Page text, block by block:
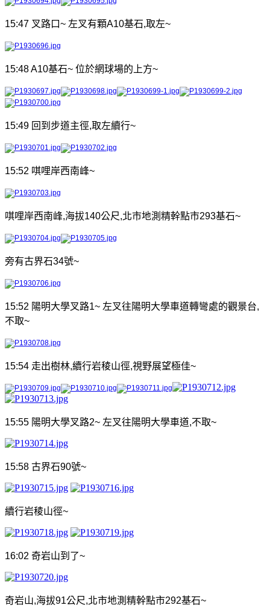
15:47 叉路口~ 左叉有顆A10基石,取左~
15:48 A10基石~ 位於網球場的上方~
15:49 回到 步道主徑,取左續行~
15:52 唭哩岸西南峰~
唭哩岸西南峰,海拔140公尺,北市地測精幹點市293基石~
旁有古界石34號~
15:52 陽明大學叉路1~ 左叉往陽明大學車道轉彎處的觀景台,
不取~
15:54 走出樹林,續行岩稜山徑,視野展望極佳~
15:55 陽明大學叉路2~ 左叉往陽明大學車道,不取~
15:58 古界石90號~
續行岩稜山徑~
16:02 奇岩山到了~
奇岩山,海拔91公尺,北市地測精幹點市292基石~